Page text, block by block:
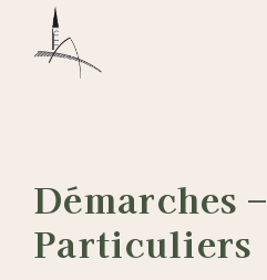
Démarches –
Particuliers